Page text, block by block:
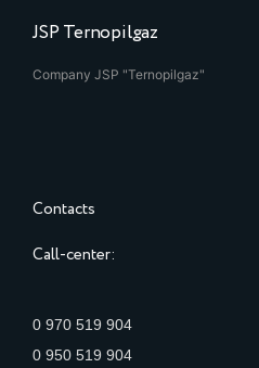
JSP Ternopilgaz
Company JSP "Ternopilgaz"
Contacts
Call-center:
0 970 519 904
0 950 519 904